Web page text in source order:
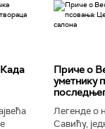
Приче о
уметнику
Легенде о
Савићу,